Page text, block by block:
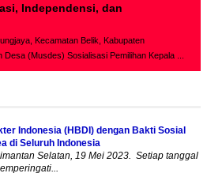
Independensi, dan
Kecamatan Belik, Kabupaten
(Musdes) Sosialisasi Pemilihan Kepala ...
Indonesia (HBDI) dengan Bakti Sosial
di Seluruh Indonesia
Selatan, 19 Mei 2023. Setiap tanggal